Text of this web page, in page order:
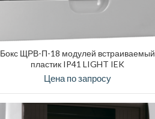
Бокс ЩРВ-П-18 модулей встраиваемый
пластик IP41 LIGHT IEK
Цена по запросу